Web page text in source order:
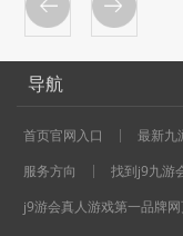
导航
首页官网入口 最新九
服务方向
找到j9九游
j9游会真人游戏第一品牌网